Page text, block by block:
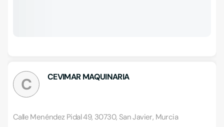
C CEVIMAR MAQUINARIA
Calle Menéndez Pidal 49, 30730, San Javier, Murcia